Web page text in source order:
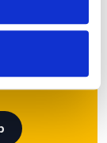
a analýz.
tak
a